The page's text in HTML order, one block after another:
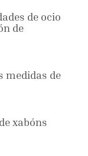
de ocio
de
medidas de
xabóns